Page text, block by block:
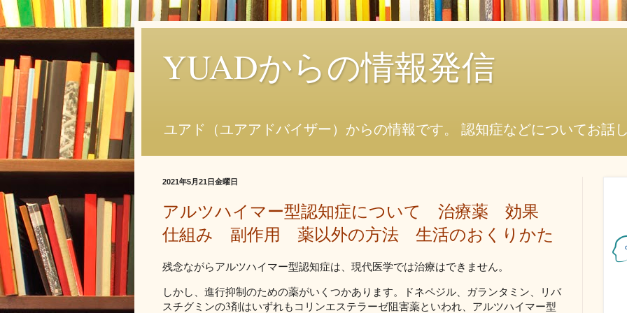
YUADからの情報発信
ユアド（ユアアドバイザー）からの情報です。 認知症などについてお話
2021年5月21日金曜日
アルツハイマー型認知症について 治療薬 効果
仕組み 副作用 薬以外の方法 生活のおくりかた
残念ながらアルツハイマー型認知症は、現代医学では治療はできません。
しかし、進行抑制のための薬がいくつかあります。ドネペジル、ガランタミン、リバ
スチグミンの3剤はいずれもコリンエステラーゼ阻害薬といわれ、アルツハイマー型